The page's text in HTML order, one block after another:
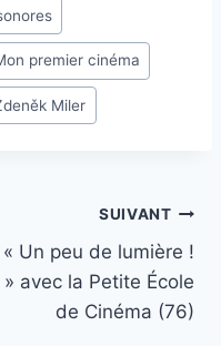
premier cinéma
Miler
SUIVANT
« Un peu de lumière !
» avec la Petite École
de Cinéma (76)